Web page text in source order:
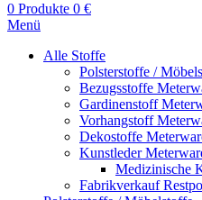
0 Produkte 0 €
Menü
Alle Stoffe
Polsterstoffe /
Bezugsstoffe
Gardinenstoff
Vorhangstoff
Dekostoffe
Kunstleder
Medizinische
Fabrikverkauf